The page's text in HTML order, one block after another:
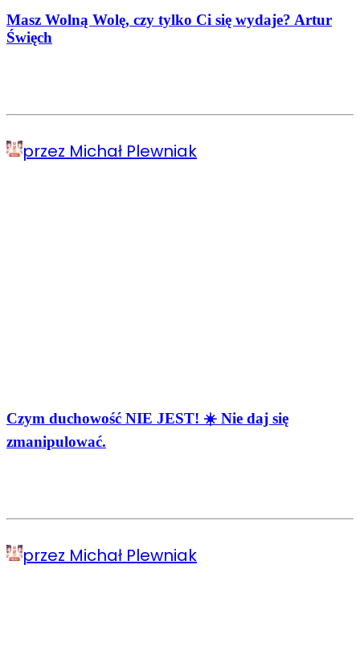
Masz Wolną Wolę, czy tylko Ci się wydaje? Artur
Święch
przez Michał Plewniak
Czym duchowość NIE JEST! ☀️ Nie daj się
zmanipulować.
przez Michał Plewniak